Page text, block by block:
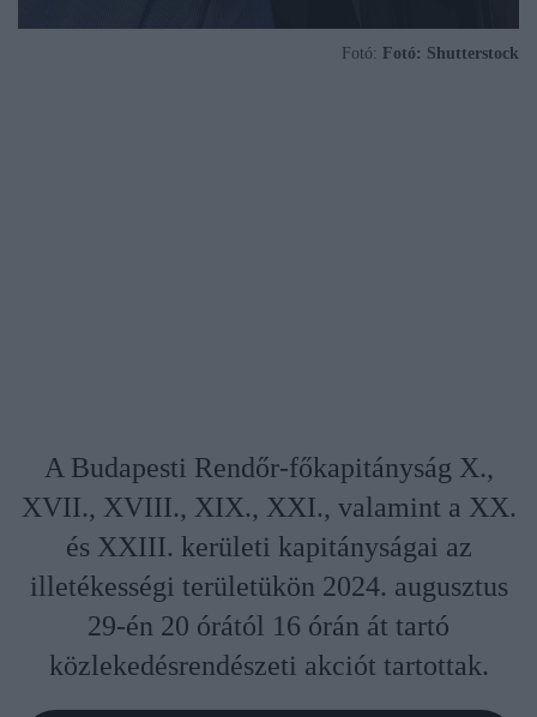
Fotó: Fotó: Shutterstock
A Budapesti Rendőr-főkapitányság X.,
XVII., XVIII., XIX., XXI., valamint a XX.
és XXIII. kerületi kapitányságai az
illetékességi területükön 2024. augusztus
29-én 20 órától 16 órán át tartó
közlekedésrendészeti akciót tartottak.